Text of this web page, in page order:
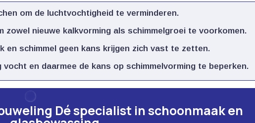
om de luchtvochtigheid te verminderen.​
zowel nieuwe kalkvorming als schimmelgroei te voorkomen.​
en schimmel geen kans krijgen zich vast te zetten.​
vocht en daarmee de kans op schimmelvorming te beperken.​
Dé specialist in schoonmaak en